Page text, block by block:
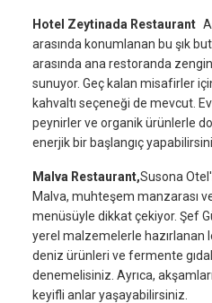
Hotel Zeytinada Restaurant
arasında konumlanan bu şık
arasında ana restoranda
sunuyor. Geç kalan misafirler
kahvaltı seçeneği de mevcut.
peynirler ve organik ürünlerle
enerjik bir başlangıç
Malva Restaurant,Susona
Malva, muhteşem manzarası
menüsüyle dikkat çekiyor. Şef
yerel malzemelerle hazırlanan
deniz ürünleri ve fermente
denemelisiniz. Ayrıca,
keyifli anlar yaşayabilirsiniz.